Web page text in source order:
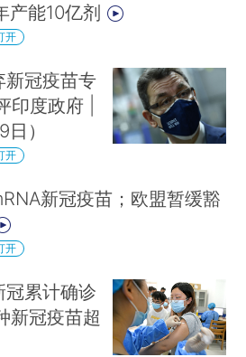
产能10亿剂
开
新冠疫苗专
度政府 |
）
开
新冠疫苗；欧盟暂缓豁
开
冠累计确诊
新冠疫苗超